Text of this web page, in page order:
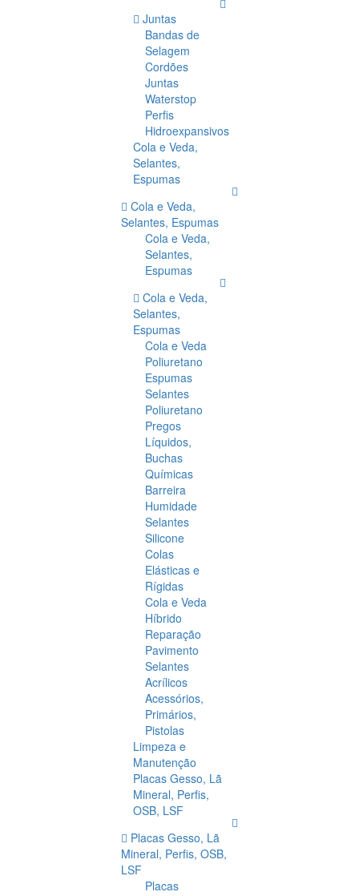
Juntas
Bandas de
Selagem
Cordões
Juntas
Waterstop
Perfis
Hidroexpansivos
Cola e Veda,
Selantes,
Espumas
Cola e Veda,
Selantes, Espumas
Cola e Veda,
Selantes,
Espumas
Cola e Veda,
Selantes,
Espumas
Cola e Veda
Poliuretano
Espumas
Selantes
Poliuretano
Pregos
Líquidos,
Buchas
Químicas
Barreira
Humidade
Selantes
Silicone
Colas
Elásticas e
Rígidas
Cola e Veda
Híbrido
Reparação
Pavimento
Selantes
Acrílicos
Acessórios,
Primários,
Pistolas
Limpeza e
Manutenção
Placas Gesso, Lã
Mineral, Perfis,
OSB, LSF
Placas Gesso, Lã
Mineral, Perfis, OSB,
LSF
Placas